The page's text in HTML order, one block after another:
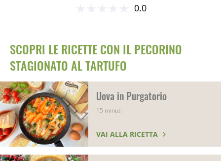
0.0
SCOPRI LE RICETTE CON IL PECORINO
STAGIONATO AL TARTUFO
Uova in Purgatorio
15 minuti
VAI ALLA RICETTA